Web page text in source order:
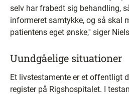
selv har frabedt sig behandling,
informeret samtykke, og så skal
patientens eget ønske,'' siger
Uundgåelige situationer
Et livstestamente er et offentligt
register på Rigshospitalet. I